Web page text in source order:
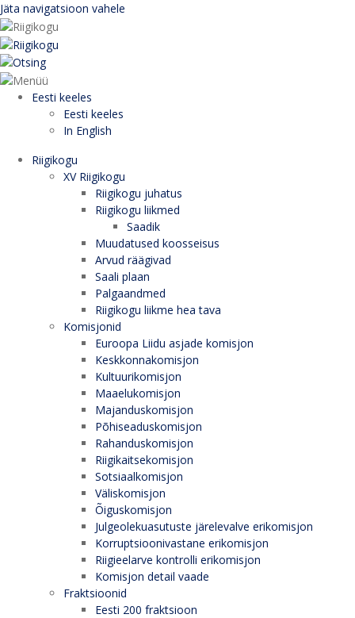
Jäta navigatsioon vahele
Eesti keeles
Eesti keeles
In English
Riigikogu
XV Riigikogu
Riigikogu juhatus
Riigikogu liikmed
Saadik
Muudatused koosseisus
Arvud räägivad
Saali plaan
Palgaandmed
Riigikogu liikme hea tava
Komisjonid
Euroopa Liidu asjade komisjon
Keskkonnakomisjon
Kultuurikomisjon
Maaelukomisjon
Majanduskomisjon
Põhiseaduskomisjon
Rahanduskomisjon
Riigikaitsekomisjon
Sotsiaalkomisjon
Väliskomisjon
Õiguskomisjon
Julgeolekuasutuste järelevalve erikomisjon
Korruptsioonivastane erikomisjon
Riigieelarve kontrolli erikomisjon
Komisjon detail vaade
Fraktsioonid
Eesti 200 fraktsioon